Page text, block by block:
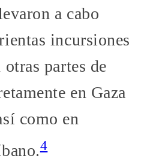
a cabo
incursiones
partes de
en Gaza
como en
4